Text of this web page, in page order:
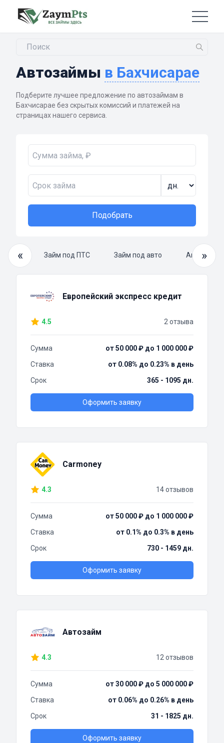
Автозаймы в Бахчисарае
Подберите лучшее предложение по автозаймам в
Бахчисарае без скрытых комиссий и платежей на
страницах нашего сервиса.
Подобрать
«
займ Займ под ПТС Займ под авто »
Европейский экспресс кредит
4.5 2 отзыва
Сумма
от 50 000 ₽ до 1 000 000 ₽
Ставка
от 0.08% до 0.23% в день
Срок
365 - 1095 дн.
Оформить заявку
Carmoney
4.3 14 отзывов
Сумма
от 50 000 ₽ до 1 000 000 ₽
Ставка
от 0.1% до 0.3% в день
Срок
730 - 1459 дн.
Оформить заявку
Автозайм
4.3 12 отзывов
Сумма
от 30 000 ₽ до 5 000 000 ₽
Ставка
от 0.06% до 0.26% в день
Срок
31 - 1825 дн.
Оформить заявку